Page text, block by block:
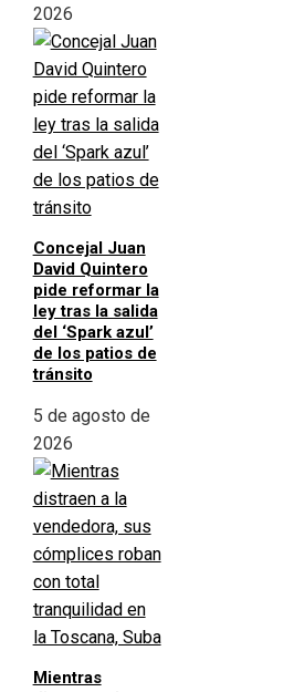
2026
Concejal Juan
David Quintero
pide reformar la
ley tras la salida
del ‘Spark azul’
de los patios de
tránsito
5 de agosto de
2026
Mientras